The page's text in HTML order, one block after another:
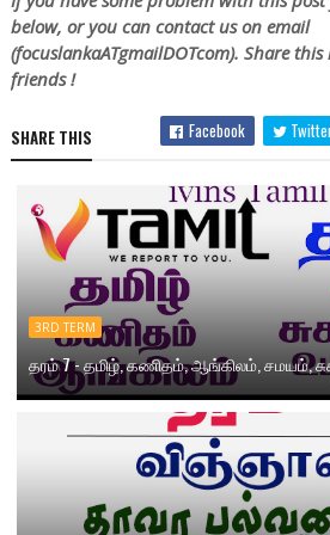
below, or you can contact us on email
(focuslankaATgmailDOTcom). Share
friends !
SHARE THIS Facebook
3RD TERM
தரம் 7 - தமிழ், கணிதம், ஆங்கிலம், சமயம்,